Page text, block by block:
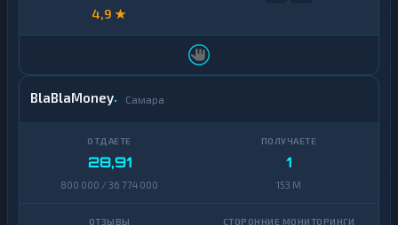
4,9 ★
BlaBlaMoney Самара
28,91
800 000 / 36 774 000
1
153 M